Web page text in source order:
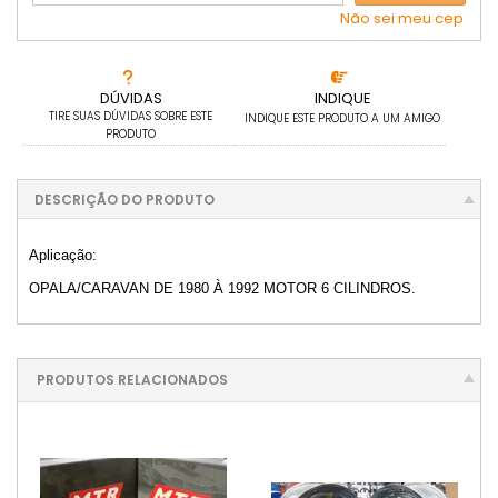
DÚVIDAS
TIRE SUAS DÚVIDAS SOBRE ESTE
PRODUTO
INDIQUE
INDIQUE ESTE PRODUTO A UM AMIGO
Não sei meu cep
DESCRIÇÃO DO PRODUTO
Aplicação:
OPALA/CARAVAN DE 1980 À 1992 MOTOR 6 CILINDROS.
PRODUTOS RELACIONADOS